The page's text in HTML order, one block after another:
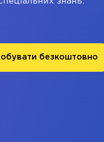
безкоштовно